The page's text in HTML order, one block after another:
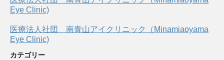
Eye Clinic)
医療法人社団 南青山アイクリニック（Minamiaoyama
Eye Clinic)
カテゴリー